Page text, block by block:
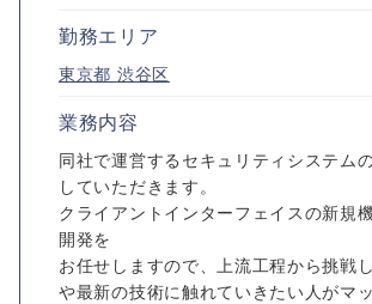
勤務エリア
東京都 渋谷区
業務内容
同社で運営するセキュリティシステム
していただきます。
クライアントインターフェイスの新規機
開発を
お任せしますので、上流工程から挑戦
や最新の技術に触れていきたい人がマッ